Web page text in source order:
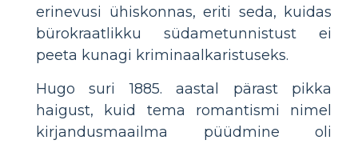
erinevusi ühiskonnas, eriti seda, kuidas
bürokraatlikku südametunnistust ei
peeta kunagi kriminaalkaristuseks.
Hugo suri 1885. aastal pärast pikka
haigust, kuid tema romantismi nimel
kirjandusmaailma püüdmine oli